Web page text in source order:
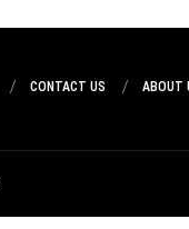
ABOUT
CONTACT US